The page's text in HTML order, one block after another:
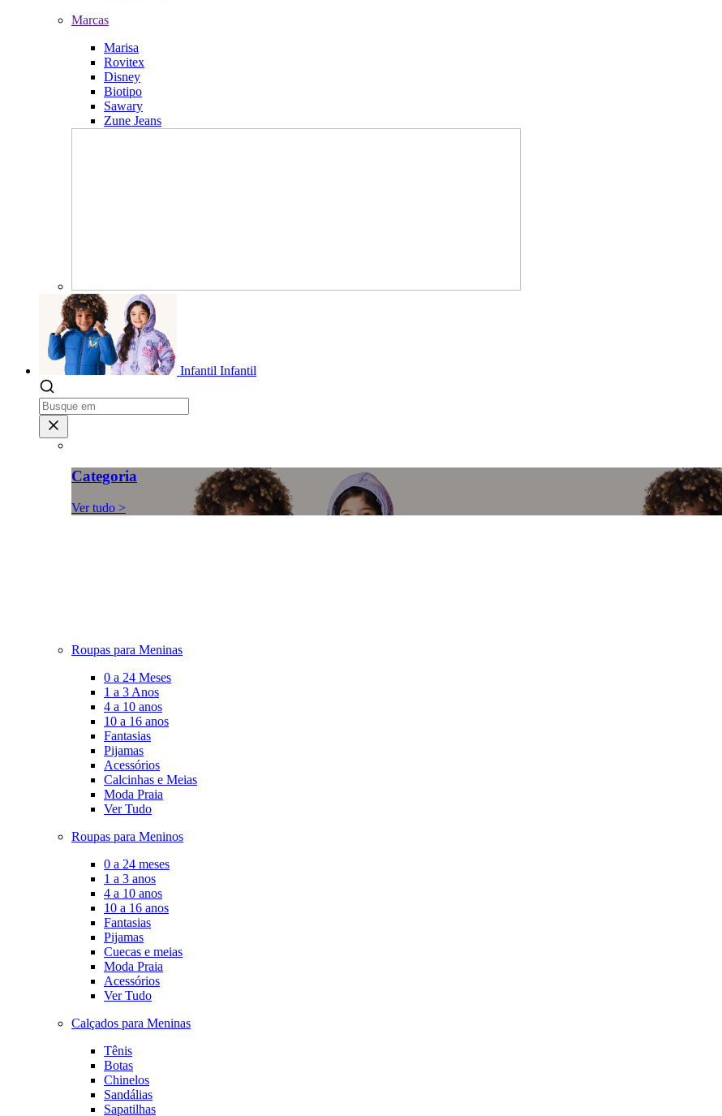
Marcas
Marisa
Rovitex
Disney
Biotipo
Sawary
Zune Jeans
Infantil Infantil
Categoria
Ver tudo >
Roupas para Meninas
0 a 24 Meses
1 a 3 Anos
4 a 10 anos
10 a 16 anos
Fantasias
Pijamas
Acessórios
Calcinhas e Meias
Moda Praia
Ver Tudo
Roupas para Meninos
0 a 24 meses
1 a 3 anos
4 a 10 anos
10 a 16 anos
Fantasias
Pijamas
Cuecas e meias
Moda Praia
Acessórios
Ver Tudo
Calçados para Meninas
Tênis
Botas
Chinelos
Sandálias
Sapatilhas